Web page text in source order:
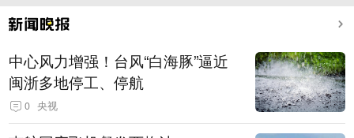
中心风力增强！台风“白海豚”逼近
闽浙多地停工、停航
0 央视